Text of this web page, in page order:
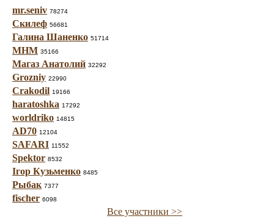
mr.seniv 78274
Скилеф 56681
Галина Шаненко 51714
МНМ 35166
Магаз Анатолий 32292
Grozniy 22990
Crakodil 19166
haratoshka 17292
worldriko 14815
AD70 12104
SAFARI 11552
Spektor 8532
Ігор Кузьменко 8485
Рыбак 7377
fischer 6098
Все участники >>